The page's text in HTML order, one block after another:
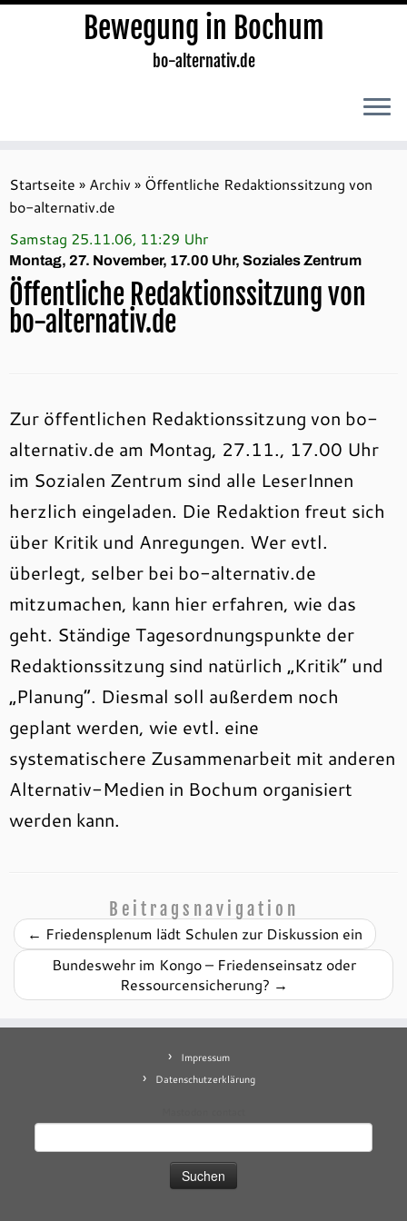
Inhalt
springen
Bewegung in Bochum
bo-alternativ.de
Startseite » Archiv » Öffentliche Redaktionssitzung von
bo-alternativ.de
Samstag 25.11.06, 11:29 Uhr
Montag, 27. November, 17.00 Uhr, Soziales Zentrum
Öffentliche Redaktionssitzung von
bo-alternativ.de
Zur öffentlichen Redaktionssitzung von bo-
alternativ.de am Montag, 27.11., 17.00 Uhr
im Sozialen Zentrum sind alle LeserInnen
herzlich eingeladen. Die Redaktion freut sich
über Kritik und Anregungen. Wer evtl.
überlegt, selber bei bo-alternativ.de
mitzumachen, kann hier erfahren, wie das
geht. Ständige Tagesordnungspunkte der
Redaktionssitzung sind natürlich „Kritik“ und
„Planung“. Diesmal soll außerdem noch
geplant werden, wie evtl. eine
systematischere Zusammenarbeit mit anderen
Alternativ-Medien in Bochum organisiert
werden kann.
Beitragsnavigation
← Friedensplenum lädt Schulen zur Diskussion ein
Bundeswehr im Kongo – Friedenseinsatz oder
Ressourcensicherung? →
Impressum
Datenschutzerklärung